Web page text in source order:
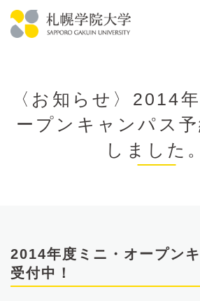
文
大
〈お知らせ〉2014
ープンキャンパス
しました。
2014年度ミニ・オープン
受付中！